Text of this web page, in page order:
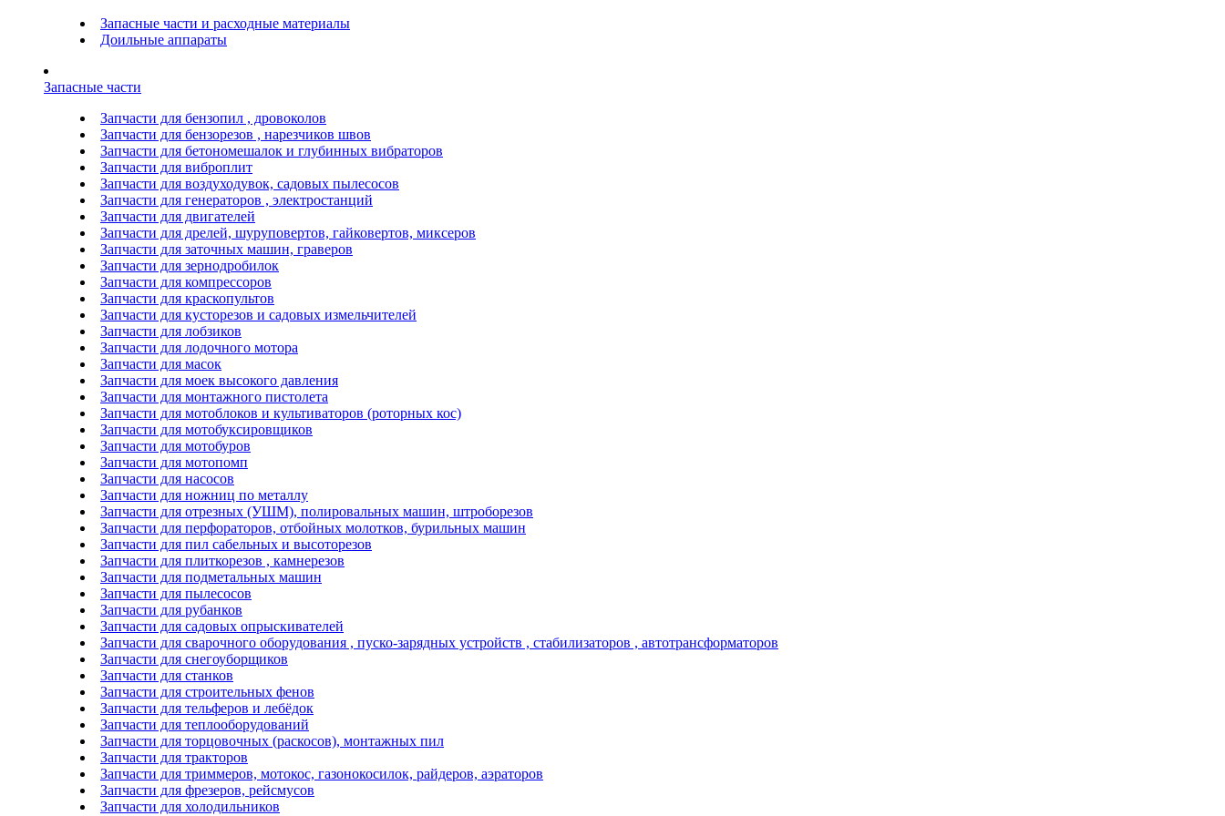
Запасные части и расходные материалы
Доильные аппараты
Запасные части
Запчасти для бензопил , дровоколов
Запчасти для бензорезов , нарезчиков швов
Запчасти для бетономешалок и глубинных вибраторов
Запчасти для виброплит
Запчасти для воздуходувок, садовых пылесосов
Запчасти для генераторов , электростанций
Запчасти для двигателей
Запчасти для дрелей, шуруповертов, гайковертов, миксеров
Запчасти для заточных машин, граверов
Запчасти для зернодробилок
Запчасти для компрессоров
Запчасти для краскопультов
Запчасти для кусторезов и садовых измельчителей
Запчасти для лобзиков
Запчасти для лодочного мотора
Запчасти для масок
Запчасти для моек высокого давления
Запчасти для монтажного пистолета
Запчасти для мотоблоков и культиваторов (роторных кос)
Запчасти для мотобуксировщиков
Запчасти для мотобуров
Запчасти для мотопомп
Запчасти для насосов
Запчасти для ножниц по металлу
Запчасти для отрезных (УШМ), полировальных машин, штроборезов
Запчасти для перфораторов, отбойных молотков, бурильных машин
Запчасти для пил сабельных и высоторезов
Запчасти для плиткорезов , камнерезов
Запчасти для подметальных машин
Запчасти для пылесосов
Запчасти для рубанков
Запчасти для садовых опрыскивателей
Запчасти для сварочного оборудования , пуско-зарядных устройств , стабилизаторов , автотрансформаторов
Запчасти для снегоуборщиков
Запчасти для станков
Запчасти для строительных фенов
Запчасти для тельферов и лебёдок
Запчасти для теплооборудований
Запчасти для торцовочных (раскосов), монтажных пил
Запчасти для тракторов
Запчасти для триммеров, мотокос, газонокосилок, райдеров, аэраторов
Запчасти для фрезеров, рейсмусов
Запчасти для холодильников